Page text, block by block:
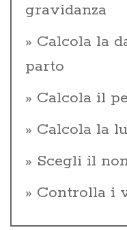
gravidanza
Calcola la
parto
Calcola il
Calcola la
Scegli il
Controlla i